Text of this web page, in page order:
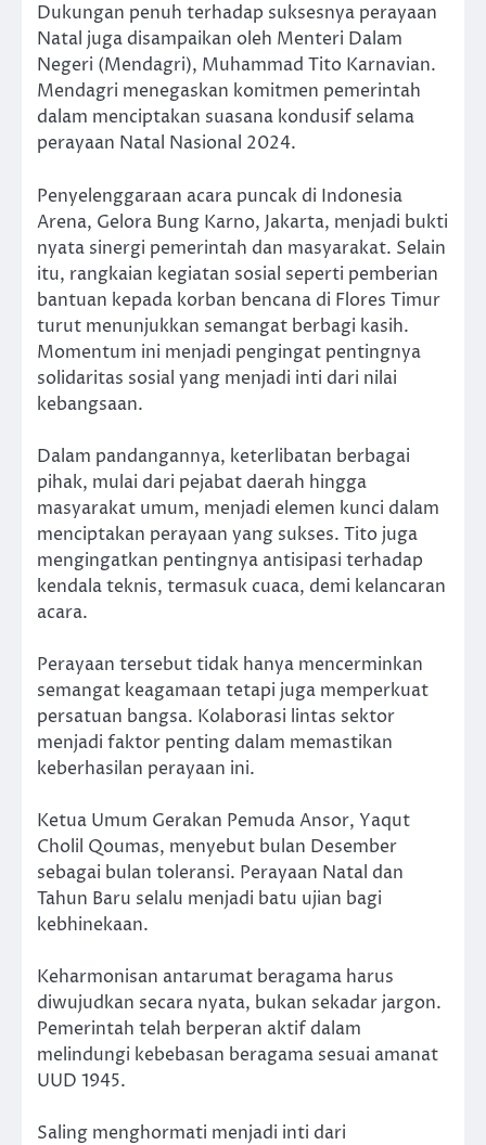
Dukungan penuh terhadap suksesnya perayaan
Natal juga disampaikan oleh Menteri Dalam
Negeri (Mendagri), Muhammad Tito Karnavian.
Mendagri menegaskan komitmen pemerintah
dalam menciptakan suasana kondusif selama
perayaan Natal Nasional 2024.
Penyelenggaraan acara puncak di Indonesia
Arena, Gelora Bung Karno, Jakarta, menjadi bukti
nyata sinergi pemerintah dan masyarakat. Selain
itu, rangkaian kegiatan sosial seperti pemberian
bantuan kepada korban bencana di Flores Timur
turut menunjukkan semangat berbagi kasih.
Momentum ini menjadi pengingat pentingnya
solidaritas sosial yang menjadi inti dari nilai
kebangsaan.
Dalam pandangannya, keterlibatan berbagai
pihak, mulai dari pejabat daerah hingga
masyarakat umum, menjadi elemen kunci dalam
menciptakan perayaan yang sukses. Tito juga
mengingatkan pentingnya antisipasi terhadap
kendala teknis, termasuk cuaca, demi kelancaran
acara.
Perayaan tersebut tidak hanya mencerminkan
semangat keagamaan tetapi juga memperkuat
persatuan bangsa. Kolaborasi lintas sektor
menjadi faktor penting dalam memastikan
keberhasilan perayaan ini.
Ketua Umum Gerakan Pemuda Ansor, Yaqut
Cholil Qoumas, menyebut bulan Desember
sebagai bulan toleransi. Perayaan Natal dan
Tahun Baru selalu menjadi batu ujian bagi
kebhinekaan.
Keharmonisan antarumat beragama harus
diwujudkan secara nyata, bukan sekadar jargon.
Pemerintah telah berperan aktif dalam
melindungi kebebasan beragama sesuai amanat
UUD 1945.
Saling menghormati menjadi inti dari